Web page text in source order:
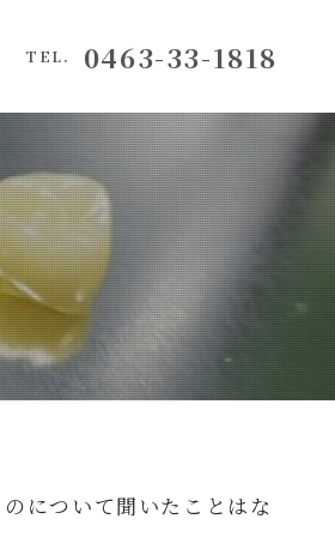
TEL. 0463-33-1818
について聞いたことはな